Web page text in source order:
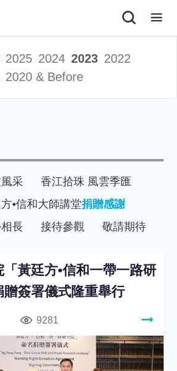
2025 2024 2023 2022
2020 & Before
采
香江拾珠 風雲季匯
•信和大師講堂捐贈感謝
長 接待參觀 敬請期待
黃廷方•信和一帶一路研
贈簽署儀式隆重舉行
9281